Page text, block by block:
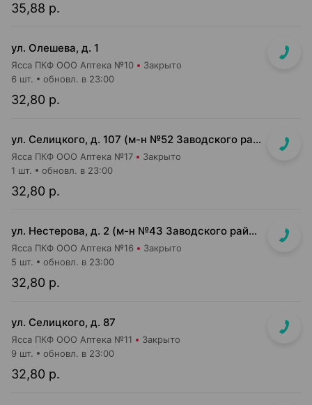
35,88 р.
ул. Олешева, д. 1
Ясса ПКФ ООО Аптека №10 Закрыто
32,80 р.
6 шт. обновл. в 23:00
ул. Селицкого, д. 107 (м-н №52 Заводского райпищеторга)
Ясса ПКФ ООО Аптека №17 Закрыто
32,80 р.
1 шт. обновл. в 23:00
ул. Нестерова, д. 2 (м-н №43 Заводского райпищеторга)
Ясса ПКФ ООО Аптека №16 Закрыто
32,80 р.
5 шт. обновл. в 23:00
ул. Селицкого, д. 87
Ясса ПКФ ООО Аптека №11 Закрыто
32,80 р.
9 шт. обновл. в 23:00